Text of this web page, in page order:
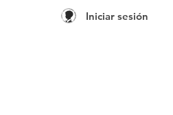
Iniciar sesión